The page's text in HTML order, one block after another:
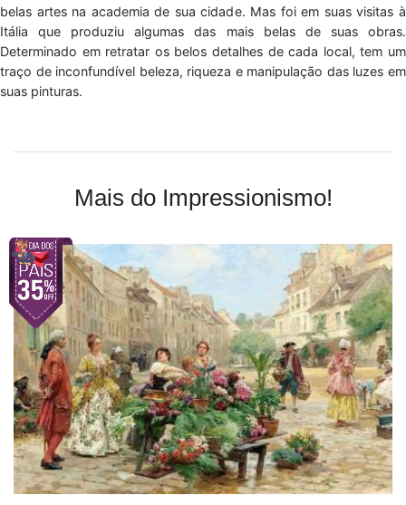
belas artes na academia de sua cidade. Mas foi em suas visitas à
Itália que produziu algumas das mais belas de suas obras.
Determinado em retratar os belos detalhes de cada local, tem um
traço de inconfundível beleza, riqueza e manipulação das luzes em
suas pinturas.
Mais do Impressionismo!